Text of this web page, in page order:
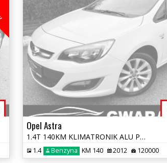
Opel Astra
1.4T 140KM KLIMATRONIK ALU PDC SKÓRY GRZ.FOTELE I KIEROWNICA OPŁATY
1.4 Benzyna KM 140 2012 120000